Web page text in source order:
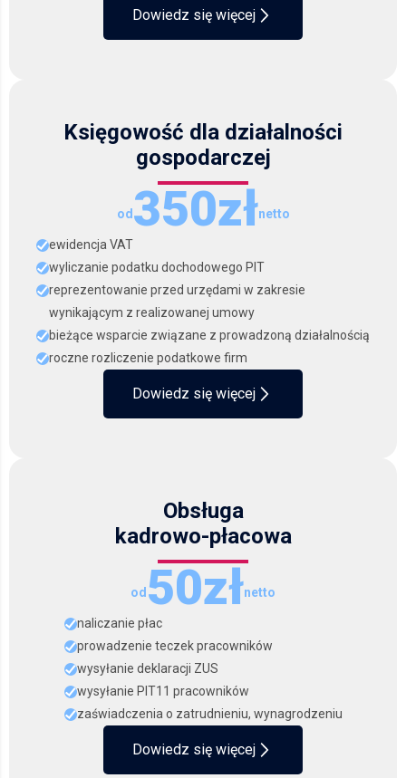
Dowiedz się więcej
Księgowość dla działalności
gospodarczej
od350złnetto
ewidencja VAT
wyliczanie podatku dochodowego PIT
reprezentowanie przed urzędami w zakresie
wynikającym z realizowanej umowy
bieżące wsparcie związane z prowadzoną działalnością
roczne rozliczenie podatkowe firm
Dowiedz się więcej
Obsługa
kadrowo-płacowa
od50złnetto
naliczanie płac
prowadzenie teczek pracowników
wysyłanie deklaracji ZUS
wysyłanie PIT11 pracowników
zaświadczenia o zatrudnieniu, wynagrodzeniu
Dowiedz się więcej